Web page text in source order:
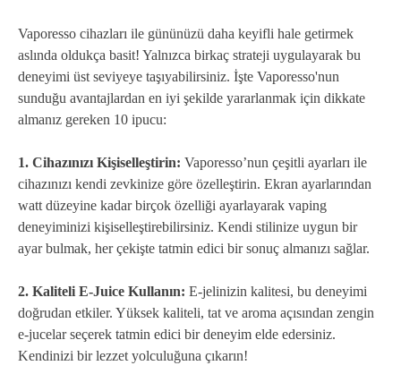
Vaporesso cihazları ile gününüzü daha keyifli hale getirmek
aslında oldukça basit! Yalnızca birkaç strateji uygulayarak bu
deneyimi üst seviyeye taşıyabilirsiniz. İşte Vaporesso'nun
sunduğu avantajlardan en iyi şekilde yararlanmak için dikkate
almanız gereken 10 ipucu:
1. Cihazınızı Kişiselleştirin: Vaporesso’nun çeşitli ayarları ile
cihazınızı kendi zevkinize göre özelleştirin. Ekran ayarlarından
watt düzeyine kadar birçok özelliği ayarlayarak vaping
deneyiminizi kişiselleştirebilirsiniz. Kendi stilinize uygun bir
ayar bulmak, her çekişte tatmin edici bir sonuç almanızı sağlar.
2. Kaliteli E-Juice Kullanın: E-jelinizin kalitesi, bu deneyimi
doğrudan etkiler. Yüksek kaliteli, tat ve aroma açısından zengin
e-jucelar seçerek tatmin edici bir deneyim elde edersiniz.
Kendinizi bir lezzet yolculuğuna çıkarın!